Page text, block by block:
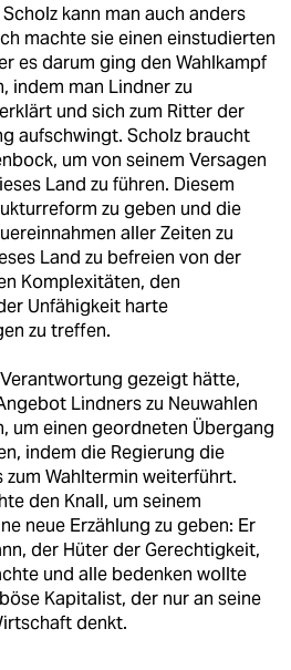
kann man auch anders
machte sie einen einstudierten
es darum ging den Wahlkampf
indem man Lindner zu
und sich zum Ritter der
aufschwingt. Scholz braucht
um von seinem Versagen
Land zu führen. Diesem
zu geben und die
aller Zeiten zu
Land zu befreien von der
Komplexitäten, den
Unfähigkeit harte
zu treffen.
gezeigt hätte,
Lindners zu Neuwahlen
um einen geordneten Übergang
indem die Regierung die
zum Wahltermin weiterführt.
den Knall, um seinem
neue Erzählung zu geben: Er
der Hüter der Gerechtigkeit,
und alle bedenken wollte
Kapitalist, der nur an seine
denkt.